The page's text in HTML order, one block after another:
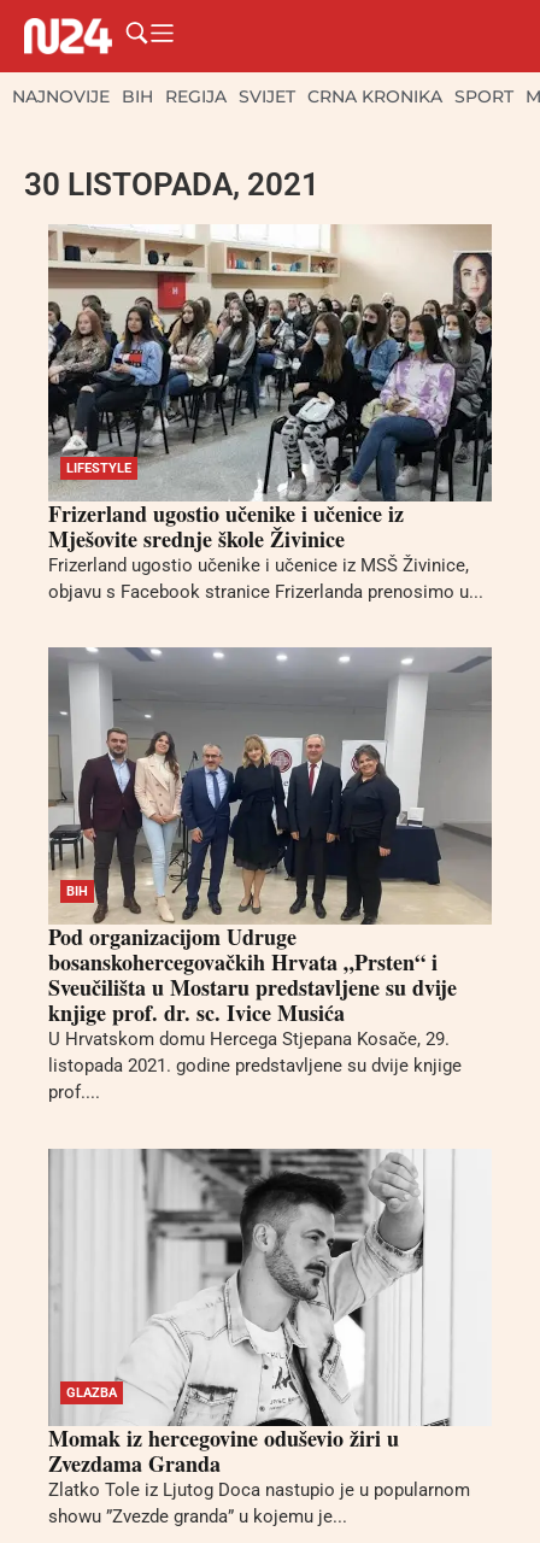
NAJNOVIJE BIH REGIJA SVIJET CRNA KRONIKA SPORT
30 LISTOPADA, 2021
LIFESTYLE
Frizerland ugostio učenike i učenice iz
Mješovite srednje škole Živinice
Frizerland ugostio učenike i učenice iz MSŠ Živinice,
objavu s Facebook stranice Frizerlanda prenosimo u...
BIH
Pod organizacijom Udruge
bosanskohercegovačkih Hrvata „Prsten“ i
Sveučilišta u Mostaru predstavljene su dvije
knjige prof. dr. sc. Ivice Musića
U Hrvatskom domu Hercega Stjepana Kosače, 29.
listopada 2021. godine predstavljene su dvije knjige
prof....
GLAZBA
Momak iz hercegovine oduševio žiri u
Zvezdama Granda
Zlatko Tole iz Ljutog Doca nastupio je u popularnom
showu ”Zvezde granda” u kojemu je...